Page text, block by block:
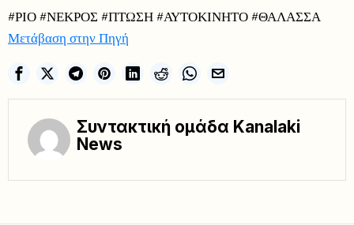
#ΡΙΟ #ΝΕΚΡΟΣ #ΠΤΩΣΗ #ΑΥΤΟΚΙΝΗΤΟ #ΘΑΛΑΣΣΑ
Μετάβαση στην Πηγή
Συντακτική ομάδα Kanalaki
News